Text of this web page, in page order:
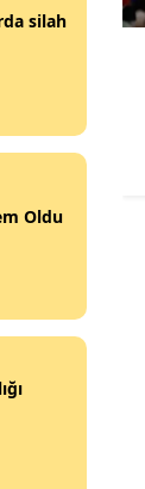
silah
Oldu